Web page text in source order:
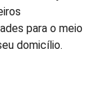
para o meio
domicílio.